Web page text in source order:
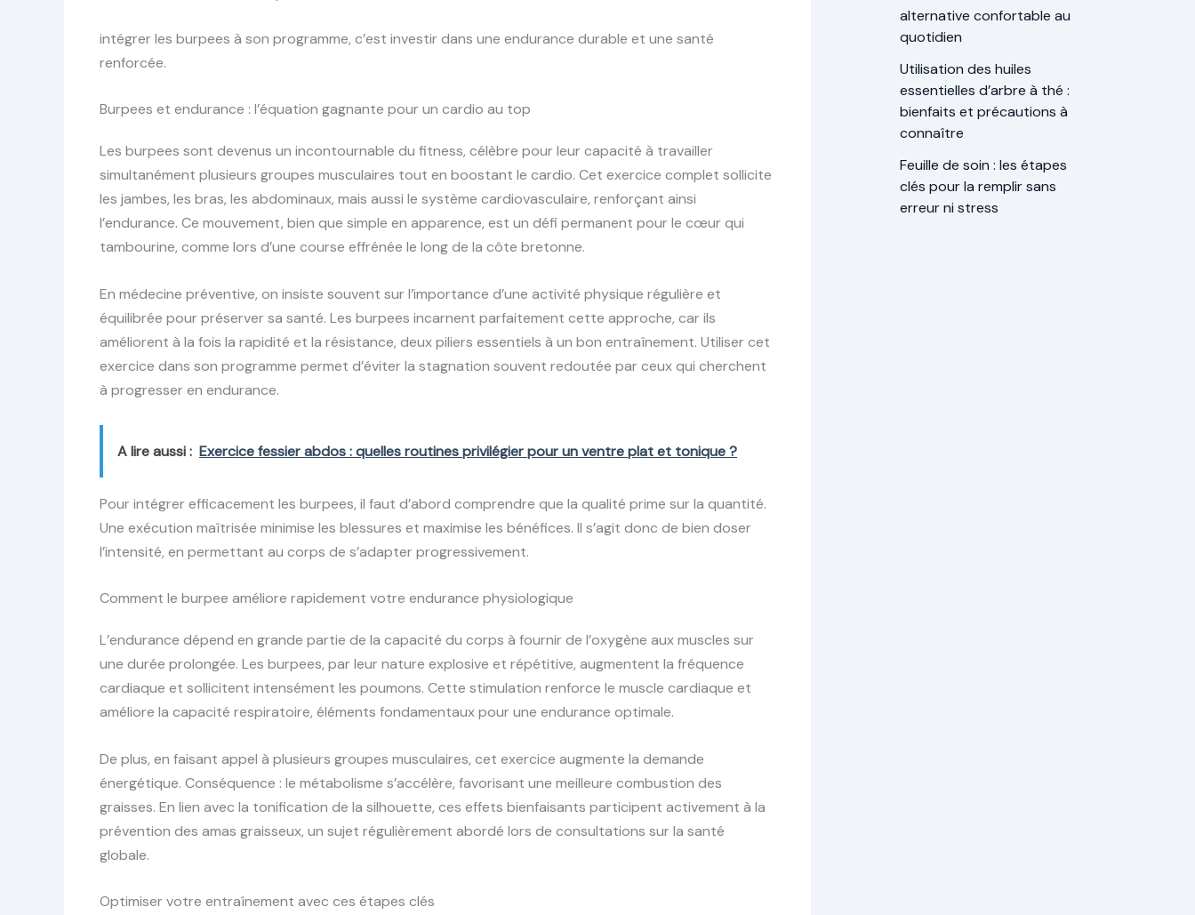
intégrer les burpees à son programme, c’est investir dans une endurance durable et une santé
renforcée.
Burpees et endurance : l’équation gagnante pour un cardio au top
Les burpees sont devenus un incontournable du fitness, célèbre pour leur capacité à travailler
simultanément plusieurs groupes musculaires tout en boostant le cardio. Cet exercice complet sollicite
les jambes, les bras, les abdominaux, mais aussi le système cardiovasculaire, renforçant ainsi
l’endurance. Ce mouvement, bien que simple en apparence, est un défi permanent pour le cœur qui
tambourine, comme lors d’une course effrénée le long de la côte bretonne.
En médecine préventive, on insiste souvent sur l’importance d’une activité physique régulière et
équilibrée pour préserver sa santé. Les burpees incarnent parfaitement cette approche, car ils
améliorent à la fois la rapidité et la résistance, deux piliers essentiels à un bon entraînement. Utiliser cet
exercice dans son programme permet d’éviter la stagnation souvent redoutée par ceux qui cherchent
à progresser en endurance.
A lire aussi : Exercice fessier abdos : quelles routines privilégier pour un ventre plat et tonique ?
Pour intégrer efficacement les burpees, il faut d’abord comprendre que la qualité prime sur la quantité.
Une exécution maîtrisée minimise les blessures et maximise les bénéfices. Il s’agit donc de bien doser
l’intensité, en permettant au corps de s’adapter progressivement.
Comment le burpee améliore rapidement votre endurance physiologique
L’endurance dépend en grande partie de la capacité du corps à fournir de l’oxygène aux muscles sur
une durée prolongée. Les burpees, par leur nature explosive et répétitive, augmentent la fréquence
cardiaque et sollicitent intensément les poumons. Cette stimulation renforce le muscle cardiaque et
améliore la capacité respiratoire, éléments fondamentaux pour une endurance optimale.
De plus, en faisant appel à plusieurs groupes musculaires, cet exercice augmente la demande
énergétique. Conséquence : le métabolisme s’accélère, favorisant une meilleure combustion des
graisses. En lien avec la tonification de la silhouette, ces effets bienfaisants participent activement à la
prévention des amas graisseux, un sujet régulièrement abordé lors de consultations sur la santé
globale.
Optimiser votre entraînement avec ces étapes clés
alternative confortable au
quotidien
Utilisation des huiles
essentielles d’arbre à thé :
bienfaits et précautions à
connaître
Feuille de soin : les étapes
clés pour la remplir sans
erreur ni stress